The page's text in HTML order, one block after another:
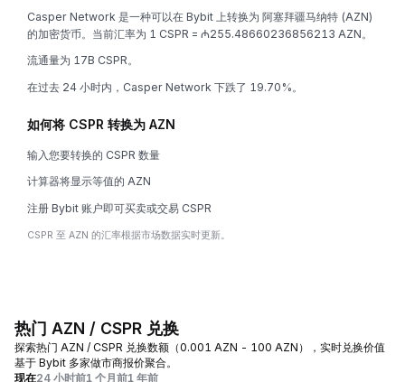
Casper Network 是一种可以在 Bybit 上转换为 阿塞拜疆马纳特 (AZN)
的加密货币。当前汇率为 1 CSPR = ₼255.48660236856213 AZN。
流通量为 17B CSPR。
在过去 24 小时内，Casper Network 下跌了 19.70%。
如何将 CSPR 转换为 AZN
输入您要转换的 CSPR 数量
计算器将显示等值的 AZN
注册 Bybit 账户即可买卖或交易 CSPR
CSPR 至 AZN 的汇率根据市场数据实时更新。
热门 AZN / CSPR 兑换
探索热门 AZN / CSPR 兑换数额（0.001 AZN - 100 AZN），实时兑换价值
基于 Bybit 多家做市商报价聚合。
现在24 小时前1 个月前1 年前